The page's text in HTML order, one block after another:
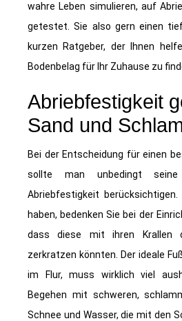
wahre Leben simulieren, auf
getestet. Sie also gern einen
kurzen Ratgeber, der Ihnen
Bodenbelag für Ihr Zuhause zu
Abriebfestigkeit
Sand und
Bei der Entscheidung für einen
sollte man unbedingt seine
Abriebfestigkeit
haben, bedenken Sie bei der
dass diese mit ihren Krallen
zerkratzen könnten. Der ideale
im Flur, muss wirklich viel
Begehen mit schweren,
Schnee und Wasser, die mit den